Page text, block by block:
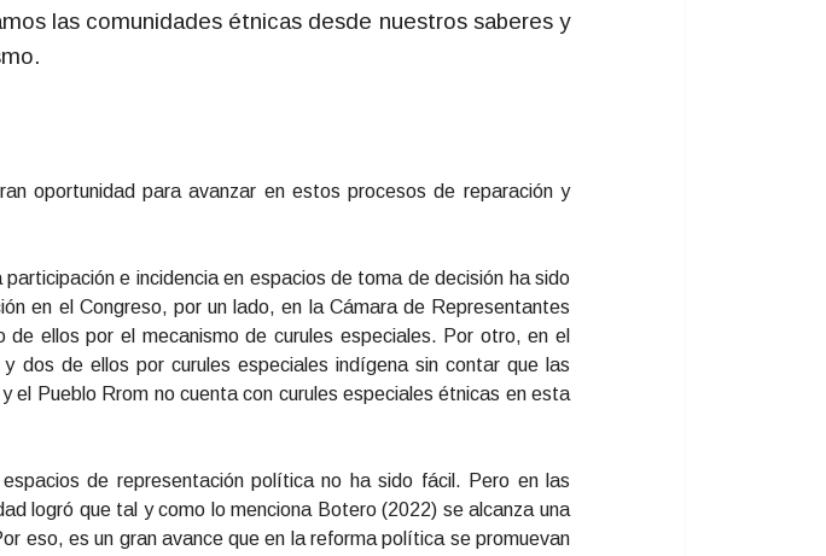
las comunidades étnicas desde nuestros saberes y
oportunidad para avanzar en estos procesos de reparación y
e incidencia en espacios de toma de decisión ha sido
en el Congreso, por un lado, en la Cámara de Representantes
ellos por el mecanismo de curules especiales. Por otro, en el
dos de ellos por curules especiales indígena sin contar que las
el Pueblo Rrom no cuenta con curules especiales étnicas en esta
de representación política no ha sido fácil. Pero en las
logró que tal y como lo menciona Botero (2022) se alcanza una
eso, es un gran avance que en la reforma política se promuevan